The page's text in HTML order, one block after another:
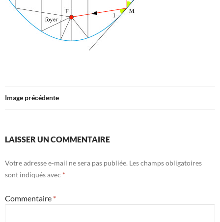
Image précédente
LAISSER UN COMMENTAIRE
Votre adresse e-mail ne sera pas publiée. Les champs obligatoires
sont indiqués avec *
Commentaire *